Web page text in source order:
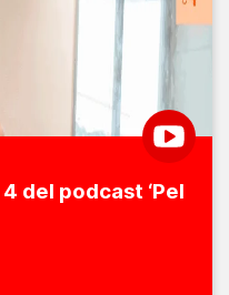
del podcast ‘Pel